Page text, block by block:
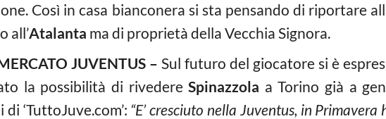
Così in casa bianconera si sta pensando di riportare
all’Atalanta ma di proprietà della Vecchia Signora.
JUVENTUS – Sul futuro del giocatore si è
la possibilità di rivedereSpinazzola a Torino già a
‘TuttoJuve.com’: “E’ cresciuto nella Juventus, in